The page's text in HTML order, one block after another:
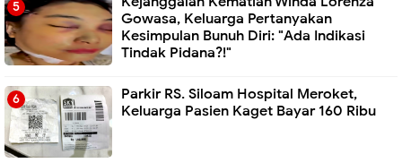
Gowasa, Keluarga Pertanyakan
Kesimpulan Bunuh Diri: "Ada Indikasi
Tindak Pidana?!"
Parkir RS. Siloam Hospital Meroket,
Keluarga Pasien Kaget Bayar 160 Ribu